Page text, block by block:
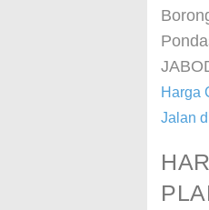
Harga
Jalan